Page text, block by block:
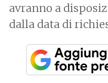
avranno a
dalla data di